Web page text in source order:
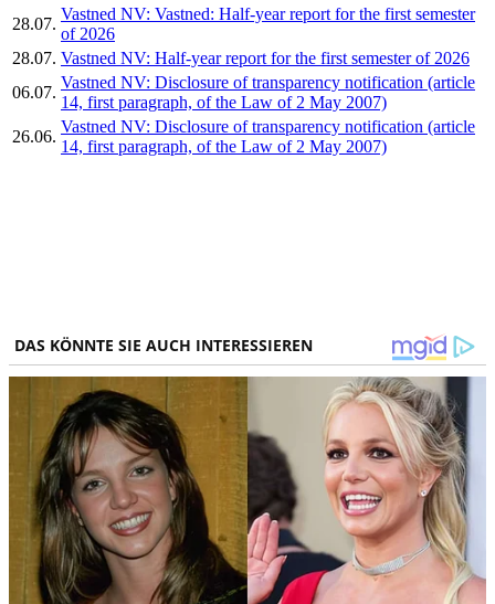
28.07.
Vastned NV: Vastned: Half-year report for the first semester
of 2026
28.07. Vastned NV: Half-year report for the first semester of 2026
06.07.
Vastned NV: Disclosure of transparency notification (article
14, first paragraph, of the Law of 2 May 2007)
26.06.
Vastned NV: Disclosure of transparency notification (article
14, first paragraph, of the Law of 2 May 2007)